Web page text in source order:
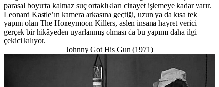
parasal boyutta kalmaz suç ortaklıkları cinayet işlemeye kadar varır.
Leonard Kastle’ın kamera arkasına geçtiği, uzun ya da kısa tek
yapım olan The Honeymoon Killers, aslen insana hayret verici
gerçek bir hikâyeden uyarlanmış olması da bu yapımı daha ilgi
çekici kılıyor.
Johnny Got His Gun (1971)